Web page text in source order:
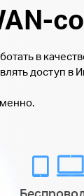
в
доступ в